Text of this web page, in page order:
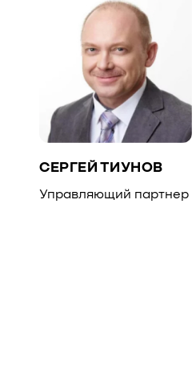
СЕРГЕЙ ТИУНОВ
Управляющий партнер